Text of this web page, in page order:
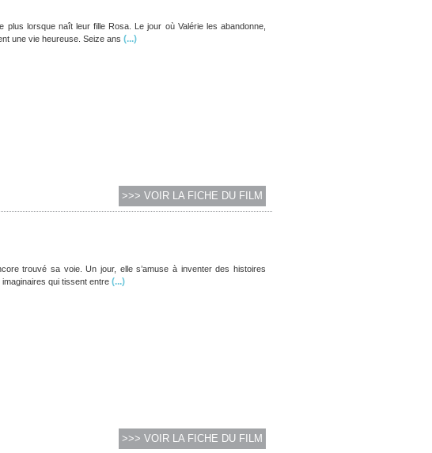
lorsque naît leur fille Rosa. Le jour où Valérie les abandonne,
une vie heureuse. Seize ans (...)
>>> VOIR LA FICHE DU FILM
trouvé sa voie. Un jour, elle s’amuse à inventer des histoires
qui tissent entre(...)
>>> VOIR LA FICHE DU FILM